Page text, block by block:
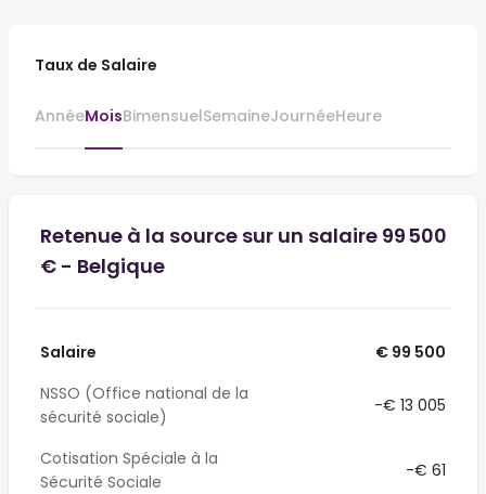
Taux de Salaire
AnnéeMoisBimensuelSemaineJournéeHeure
Retenue à la source sur un salaire 99 500
€ - Belgique
Salaire
€ 99 500
NSSO (Office national de la
sécurité sociale)
-€ 13 005
Cotisation Spéciale à la
Sécurité Sociale
-€ 61